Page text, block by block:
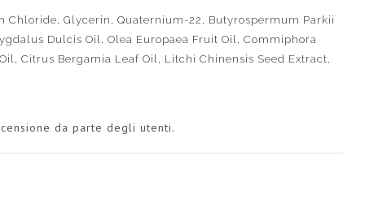
Glycerin, Quaternium-22, Butyrospermum Parkii
Dulcis Oil, Olea Europaea Fruit Oil, Commiphora
Citrus Bergamia Leaf Oil, Litchi Chinensis Seed Extract,
da parte degli utenti.